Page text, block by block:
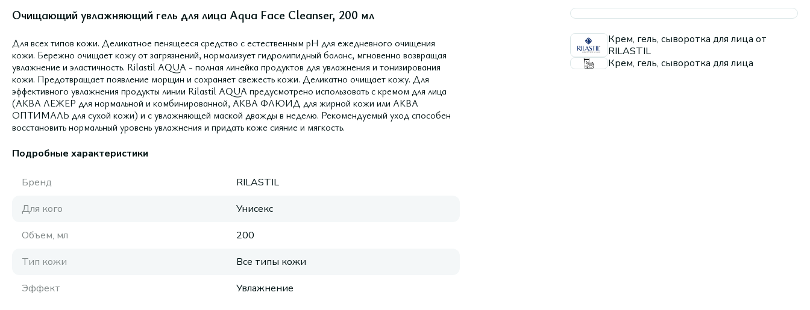
Очищающий увлажняющий гель для лица Aqua Face Cleanser, 200 мл
Для всех типов кожи. Деликатное пенящееся средство с естественным pH для ежедневного очищения
кожи. Бережно очищает кожу от загрязнений, нормализует гидролипидный баланс, мгновенно возвращая
увлажнение и эластичность. Rilastil AQUA - полная линейка продуктов для увлажнения и тонизирования
кожи. Предотвращает появление морщин и сохраняет свежесть кожи. Деликатно очищает кожу. Для
эффективного увлажнения продукты линии Rilastil AQUA предусмотрено использовать с кремом для лица
(АКВА ЛЕЖЕР для нормальной и комбинированной, АКВА ФЛЮИД для жирной кожи или АКВА
ОПТИМАЛЬ для сухой кожи) и с увлажняющей маской дважды в неделю. Рекомендуемый уход способен
восстановить нормальный уровень увлажнения и придать коже сияние и мягкость.
Подробные характеристики
Бренд
RILASTIL
Для кого
Унисекс
Объем, мл
200
Тип кожи
Все типы кожи
Эффект
Увлажнение
Крем, гель, сыворотка для лица от
RILASTIL
Крем, гель, сыворотка для лица